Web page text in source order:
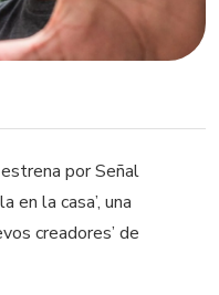
por Señal
en la casa’, una
creadores’ de